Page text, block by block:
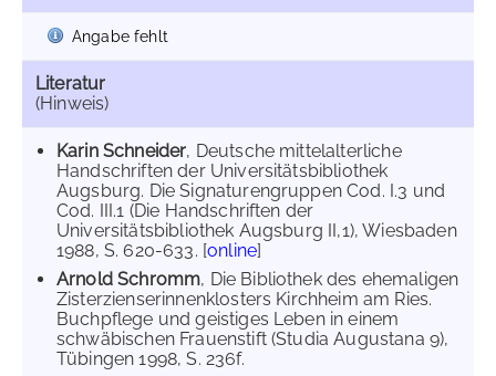
Angabe fehlt
Literatur
(Hinweis)
Karin Schneider, Deutsche mittelalterliche
Handschriften der Universitätsbibliothek
Augsburg. Die Signaturengruppen Cod. I.3 und
Cod. III.1 (Die Handschriften der
Universitätsbibliothek Augsburg II,1), Wiesbaden
1988, S. 620-633. [online]
Arnold Schromm, Die Bibliothek des ehemaligen
Zisterzienserinnenklosters Kirchheim am Ries.
Buchpflege und geistiges Leben in einem
schwäbischen Frauenstift (Studia Augustana 9),
Tübingen 1998, S. 236f.